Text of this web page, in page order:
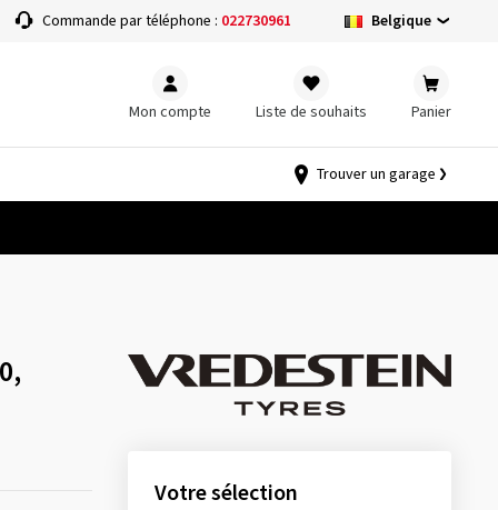
Commande par téléphone : 022730961 Belgique
Mon compte Liste de souhaits Panier
Trouver un garage
Votre sélection